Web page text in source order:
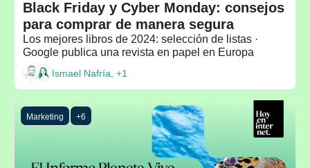
Black Friday y Cyber Monday: consejos
para comprar de manera segura
Los mejores libros de 2024: selección de listas ·
Google publica una revista en papel en Europa
Ismael Nafría, +1
Marketing +6